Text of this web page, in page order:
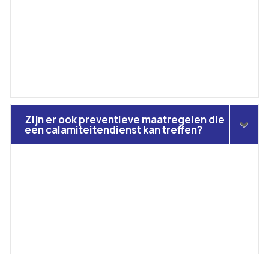
Zijn er ook preventieve maatregelen die
een calamiteitendienst kan treffen?